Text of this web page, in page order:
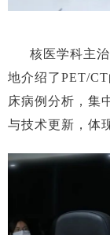
核医学科主
地介绍了PET/
床病例分析，集
与技术更新，体